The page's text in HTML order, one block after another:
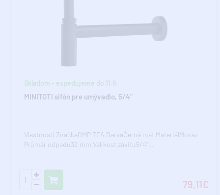
Skladom - expedujeme do 11.8.
MINITOTI sifón pre umývadlo, 5/4"
Vlastnosti ZnačkaOMP TEA BarvaČerná mat MateriálMosaz
Průměr odpadu32 mm Velikost závitu5/4" ..
79,11€